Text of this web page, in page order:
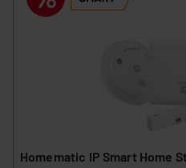
Homematic IP Smart Home